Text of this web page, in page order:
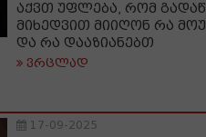
აქვთ უფლება, რომ
მიხედვით მიიღონ რა
და რა დააზიანებთ
ვრცლად
17-09-2025